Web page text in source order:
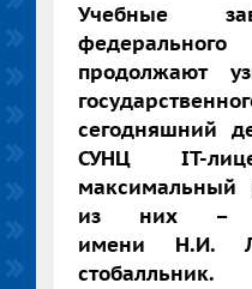
Учебные
продолжают
сегодняшний
СУНЦ IT-
максимальный
из них –
имени Н.И.
стобалльник.